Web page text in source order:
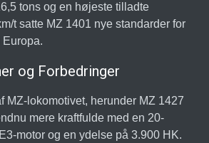
tons og en højeste tilladte
t satte MZ 1401 nye standarder for
Europa.
og Forbedringer
MZ-lokomotivet, herunder MZ 1427
mere kraftfulde med en 20-
motor og en ydelse på 3.900 HK.